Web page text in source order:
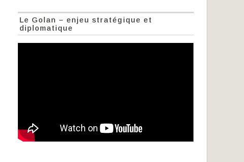
Le Golan – enjeu stratégique et
diplomatique